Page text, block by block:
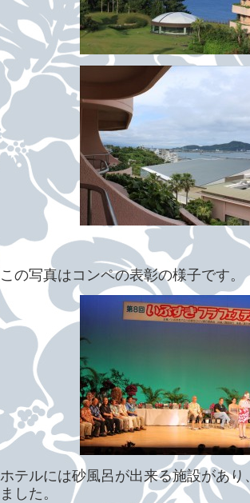
この写真はコンペの表彰の様子です。
ホテルには砂風呂が出来る施設があ
ました。